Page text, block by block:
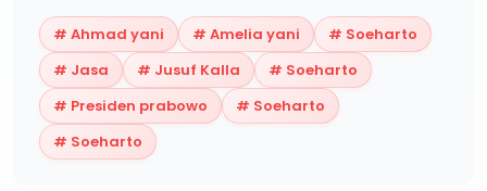
# Ahmad yani # Amelia yani # Soeharto
# Jasa # Jusuf Kalla # Soeharto
# Presiden prabowo # Soeharto
# Soeharto